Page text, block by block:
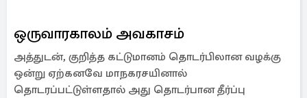
ஒருவாரகாலம் அவகாசம்
அத்துடன், குறித்த கட்டுமானம் தொடர்பிலான வழக்கு
ஒன்று ஏற்கனவே மாநகரசயினால்
தொடரப்பட்டுள்ளதால் அது தொடர்பான தீர்ப்பு